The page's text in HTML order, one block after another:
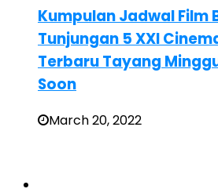
Kumpulan Jadwal Film
Tunjungan 5 XXI
Terbaru Tayang
Soon
March 20, 2022